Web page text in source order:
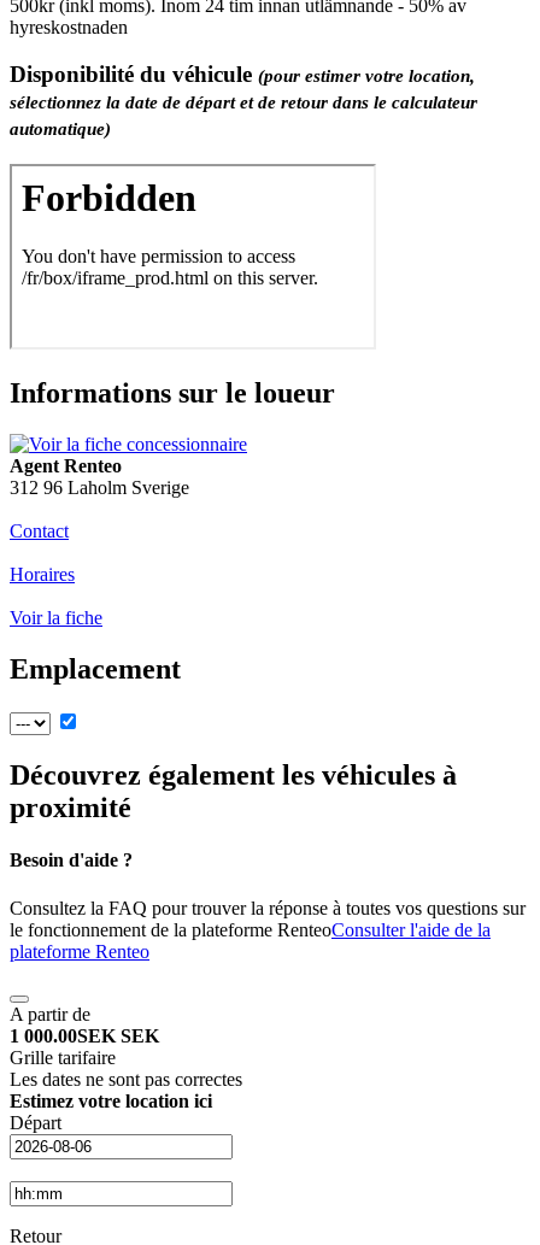
500kr (inkl moms). Inom 24 tim innan utlämnande - 50% av
hyreskostnaden
Disponibilité du véhicule (pour estimer votre location,
sélectionnez la date de départ et de retour dans le calculateur
automatique)
Informations sur le loueur
Agent Renteo
312 96 Laholm Sverige
Contact
Horaires
Voir la fiche
Emplacement
Découvrez également les véhicules à
proximité
Besoin d'aide ?
Consultez la FAQ pour trouver la réponse à toutes vos questions sur
le fonctionnement de la plateforme RenteoConsulter l'aide de la
plateforme Renteo
A partir de
1 000.00SEK SEK
Grille tarifaire
Les dates ne sont pas correctes
Estimez votre location ici
Départ
Retour